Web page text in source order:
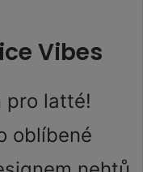
Vibes
pro latté!
oblíbené